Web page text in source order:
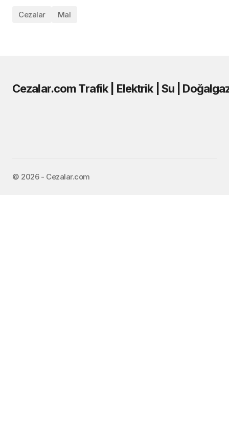
Cezalar Mal
Cezalar.com Trafik | Elektrik | Su |
©️ 2026 - Cezalar.com